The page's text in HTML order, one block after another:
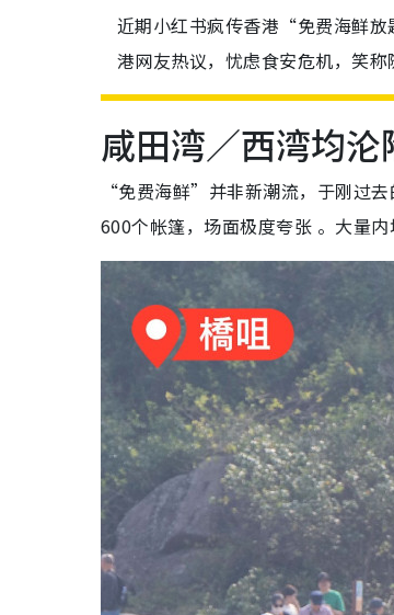
近期小红书疯传香港“免费海鲜
港网友热议，忧虑食安危机，笑
咸田湾／西湾均
“免费海鲜”并非新潮流，于刚过
600个帐篷，场面极度夸张 。大量